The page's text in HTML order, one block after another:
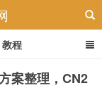
教程
案整理，CN2